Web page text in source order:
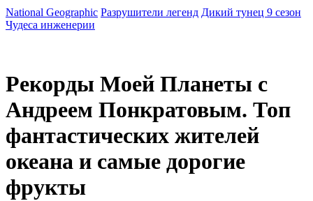
National Geographic Разрушители легенд Дикий тунец 9 сезон
Чудеса инженерии
Рекорды Моей Планеты с
Андреем Понкратовым. Топ
фантастических жителей
океана и самые дорогие
фрукты